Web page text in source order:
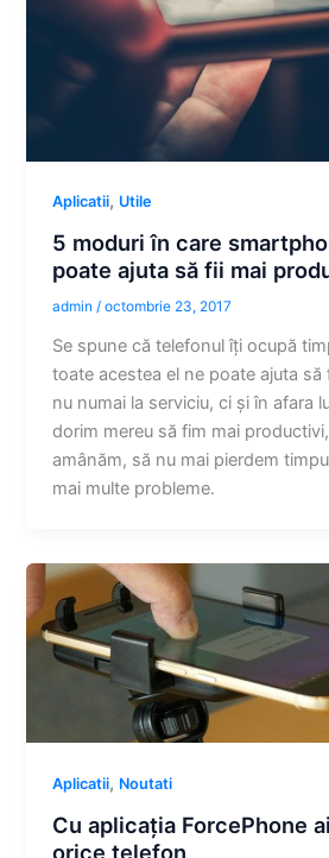
Aplicatii, Utile
5 moduri în care
poate ajuta să fii mai
admin/octombrie 23, 2017
Se spune că telefonul îți ocupă
toate acestea el ne poate ajuta
nu numai la serviciu, ci și în afara
dorim mereu să fim mai
amânăm, să nu mai pierdem
mai multe probleme.
Aplicatii, Noutati
Cu aplicația ForcePhone
orice telefon